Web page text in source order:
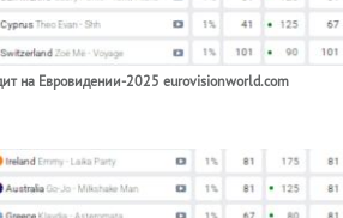
на Евровидении-2025 eurovisionworld.com